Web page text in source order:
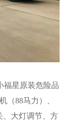
福星原装危险品
（88马力）、
、大灯调节、方